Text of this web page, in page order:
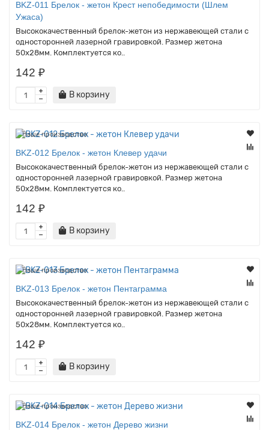
BKZ-011 Брелок - жетон Крест непобедимости (Шлем
Ужаса)
Высококачественный брелок-жетон из нержавеющей стали с
односторонней лазерной гравировкой. Размер жетона
50х28мм. Комплектуется ко..
142 ₽
В корзину
Наше производство
BKZ-012 Брелок - жетон Клевер удачи
Высококачественный брелок-жетон из нержавеющей стали с
односторонней лазерной гравировкой. Размер жетона
50х28мм. Комплектуется ко..
142 ₽
В корзину
Наше производство
BKZ-013 Брелок - жетон Пентаграмма
Высококачественный брелок-жетон из нержавеющей стали с
односторонней лазерной гравировкой. Размер жетона
50х28мм. Комплектуется ко..
142 ₽
В корзину
Наше производство
BKZ-014 Брелок - жетон Дерево жизни